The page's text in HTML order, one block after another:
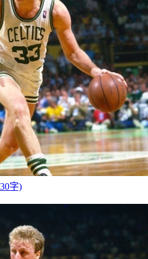
字)